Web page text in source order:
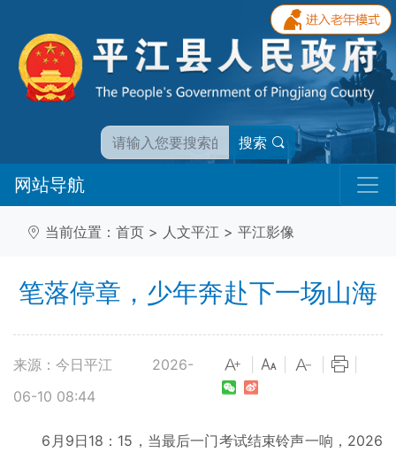
搜索
网站导航
当前位置： 首页 > 人文平江 > 平江影像
笔落停章，少年奔赴下一场山海
来源：今日平江
2026-
06-10 08:44
6月9日18：15，当最后一门考试结束铃声一响，2026